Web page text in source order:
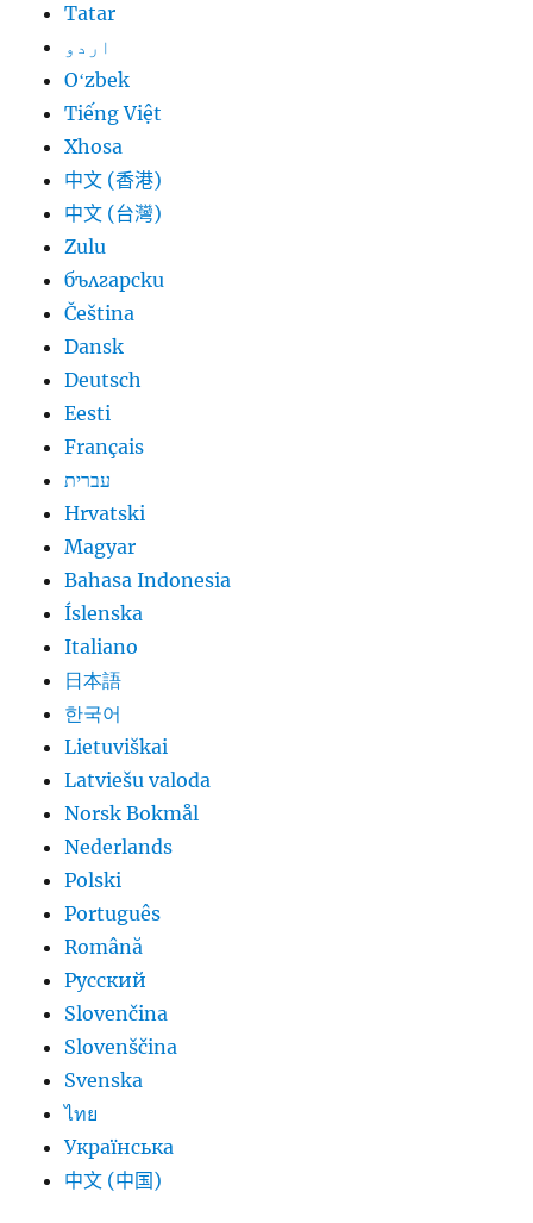
Tatar
اردو
Oʻzbek
Tiếng Việt
Xhosa
中文 (香港)
中文 (台灣)
Zulu
български
Čeština
Dansk
Deutsch
Eesti
Français
עברית
Hrvatski
Magyar
Bahasa Indonesia
Íslenska
Italiano
日本語
한국어
Lietuviškai
Latviešu valoda
Norsk Bokmål
Nederlands
Polski
Português
Română
Русский
Slovenčina
Slovenščina
Svenska
ไทย
Українська
中文 (中国)